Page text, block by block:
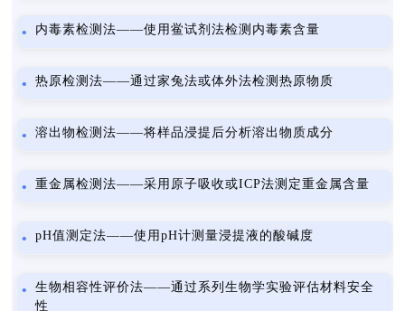
内毒素检测法——使用鲎试剂法检测内毒素含量
热原检测法——通过家兔法或体外法检测热原物质
溶出物检测法——将样品浸提后分析溶出物质成分
重金属检测法——采用原子吸收或ICP法测定重金属含量
pH值测定法——使用pH计测量浸提液的酸碱度
生物相容性评价法——通过系列生物学实验评估材料安全
性